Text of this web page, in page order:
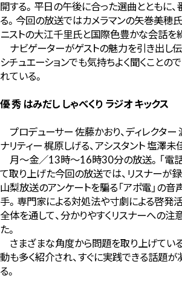
開する。平日の午後に合った選曲とともに
る。今回の放送ではカメラマンの矢巻美穂
ニストの大江千里氏と国際色豊かな会話を
ナビゲーターがゲストの魅力を引き出し
シチュエーションでも気持ちよく聞くことの
れている。
優 秀 はみだし しゃべくり ラジオ キックス
プロデューサー 佐藤かおり、ディレクター
ナリティー 梶原しげる、アシスタント 塩澤未
月～金／13時～16時30分の放送。「電
て取り上げた今回の放送では、リスナーが録
山梨放送のアンケートを騙る「アポ電」の音
手。専門家による対処法や寸劇による啓発
全体を通して、分かりやすくリスナーへの注
た。
さまざまな角度から問題を取り上げてい
動も多く紹介され、すぐに実践できる話題
る。